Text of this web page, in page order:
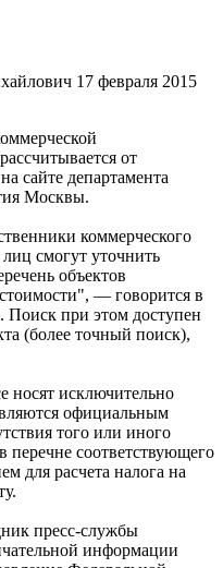
17 февраля 2015
от
сайте департамента
Москвы.
коммерческого
смогут уточнить
объектов
— говорится в
Поиск при этом доступен
(более точный поиск),
носят исключительно
официальным
того или иного
перечне соответствующего
для расчета налога на
пресс-службы
информации